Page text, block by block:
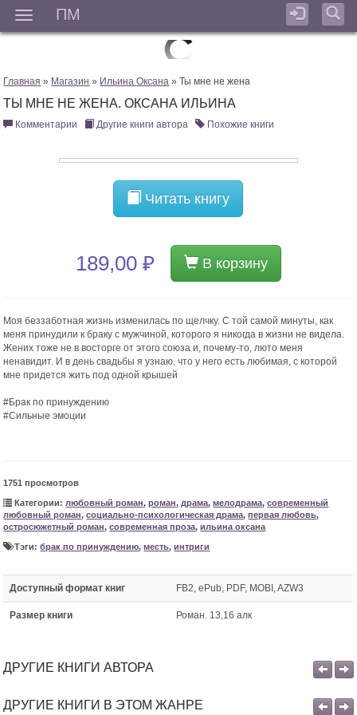
ПМ
Главная » Магазин » Ильина Оксана » Ты мне не жена
ТЫ МНЕ НЕ ЖЕНА. ОКСАНА ИЛЬИНА
Комментарии Другие книги автора Похожие книги
Читать книгу
189,00 ₽ В корзину
Моя беззаботная жизнь изменилась по щелчку. С той самой минуты, как
меня принудили к браку с мужчиной, которого я никогда в жизни не видела.
Жених тоже не в восторге от этого союза и, почему-то, люто меня
ненавидит. И в день свадьбы я узнаю, что у него есть любимая, с которой
мне придется жить под одной крышей
#Брак по принуждению
#Сильные эмоции
1751 просмотров
Категории: любовный роман,роман, драма,мелодрама,современный
любовный роман,социально-психологическая драма,первая любовь,
остросюжетный роман,современная проза,ильина оксана
Тэги:брак по принуждению,месть,интриги
Доступный формат книг FB2, ePub, PDF, MOBI, AZW3
Размер книги Роман. 13,16 алк
ДРУГИЕ КНИГИ АВТОРА
ДРУГИЕ КНИГИ В ЭТОМ ЖАНРЕ